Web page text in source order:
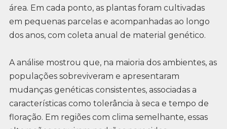
área. Em cada ponto, as plantas foram cultivadas
em pequenas parcelas e acompanhadas ao longo
dos anos, com coleta anual de material genético.
A análise mostrou que, na maioria dos ambientes, as
populações sobreviveram e apresentaram
mudanças genéticas consistentes, associadas a
características como tolerância à seca e tempo de
floração. Em regiões com clima semelhante, essas